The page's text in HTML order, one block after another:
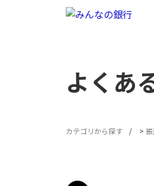
よくあ
カテゴリから探す >